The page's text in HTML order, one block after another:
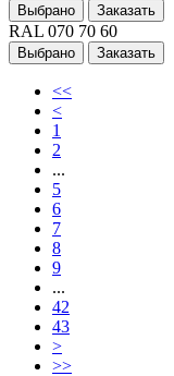
Выбрано Заказать
RAL 070 70 60
Выбрано Заказать
<<
<
1
2
...
5
6
7
8
9
...
42
43
>
>>